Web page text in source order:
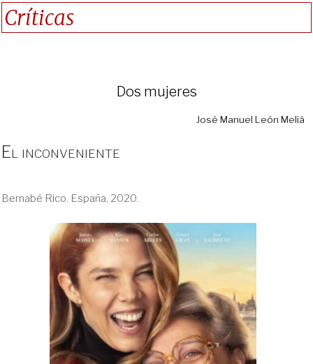
Críticas
Dos mujeres
José Manuel León Meliá
El inconveniente
Bernabé Rico. España, 2020.